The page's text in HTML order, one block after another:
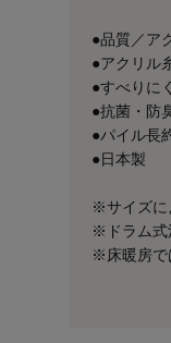
●品質／ア
●アクリル
●すべりに
●抗菌・防
●パイル長
●日本製
※サイズに
※ドラム式
※床暖房で